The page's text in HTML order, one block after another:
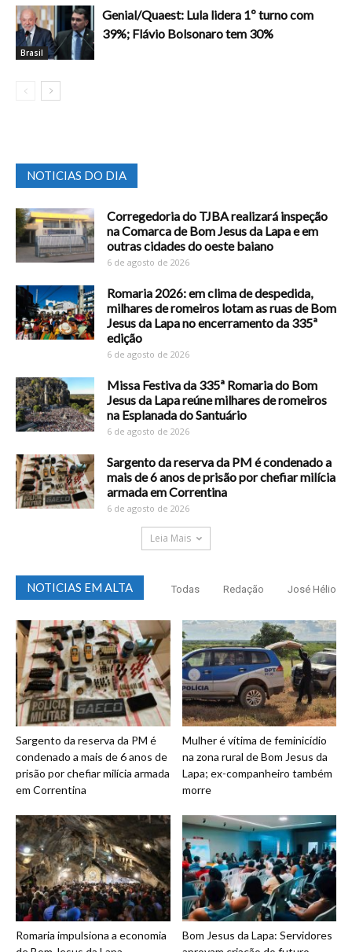
Brasil
Genial/Quaest: Lula lidera 1º turno com
39%; Flávio Bolsonaro tem 30%
NOTICIAS DO DIA
Corregedoria do TJBA realizará inspeção
na Comarca de Bom Jesus da Lapa e em
outras cidades do oeste baiano
6 de agosto de 2026
Romaria 2026: em clima de despedida,
milhares de romeiros lotam as ruas de Bom
Jesus da Lapa no encerramento da 335ª
edição
6 de agosto de 2026
Missa Festiva da 335ª Romaria do Bom
Jesus da Lapa reúne milhares de romeiros
na Esplanada do Santuário
6 de agosto de 2026
Sargento da reserva da PM é condenado a
mais de 6 anos de prisão por chefiar milícia
armada em Correntina
6 de agosto de 2026
Leia Mais
NOTICIAS EM ALTA Todas Redação José Hélio
Sargento da reserva da PM é
condenado a mais de 6 anos de
prisão por chefiar milícia armada
em Correntina
Mulher é vítima de feminicídio
na zona rural de Bom Jesus da
Lapa; ex-companheiro também
morre
Romaria impulsiona a economia
Bom Jesus da Lapa: Servidores